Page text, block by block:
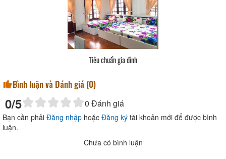
Tiêu chuẩn gia đình
Bình luận và Đánh giá (0)
0/5 0 Đánh giá
Bạn cần phải Đăng nhập hoặc Đăng ký tài khoản mới để được bình
luận.
Chưa có bình luận